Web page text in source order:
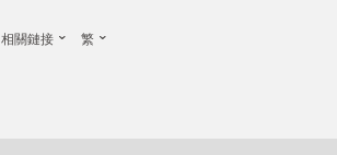
相關鏈接 繁